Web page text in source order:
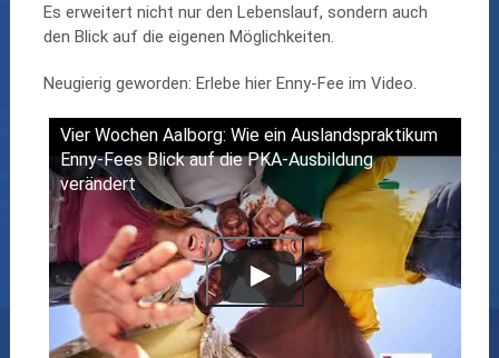
Es erweitert nicht nur den Lebenslauf, sondern auch
den Blick auf die eigenen Möglichkeiten.
Neugierig geworden: Erlebe hier Enny-Fee im Video.
Vier Wochen Aalborg: Wie ein Auslandspraktikum
Enny-Fees Blick auf die PKA-Ausbildung
verändert
Watch this video on YouTube